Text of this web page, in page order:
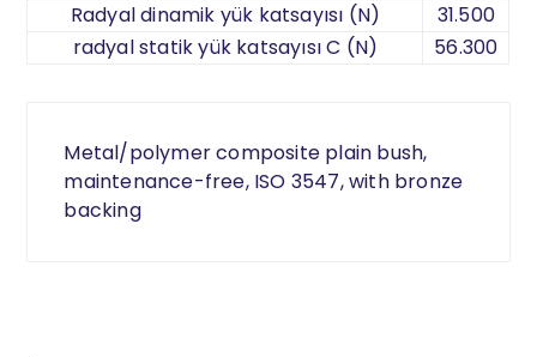
Radyal dinamik yük katsayısı (N)
31.500
radyal statik yük katsayısı C (N)
56.300
Metal/polymer composite plain bush,
maintenance-free, ISO 3547, with bronze
backing